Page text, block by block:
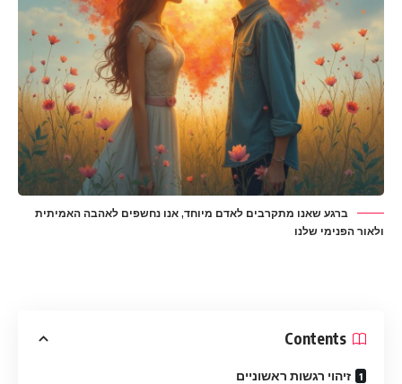
ברגע שאנו מתקרבים לאדם מיוחד, אנו נחשפים לאהבה האמיתית
ולאור הפנימי שלנו
Contents
זיהוי רגשות ראשוניים